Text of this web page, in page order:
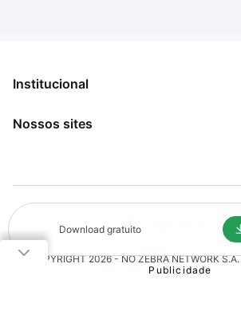
Download gratuito
Institucional
Sobre
Jobs
Solicitação de Exclusão de Dados
Nossos sites
Minha Série
Click Jogos
© COPYRIGHT2026- NO ZEBRA NETWORK S.A.
RESERVADOS.